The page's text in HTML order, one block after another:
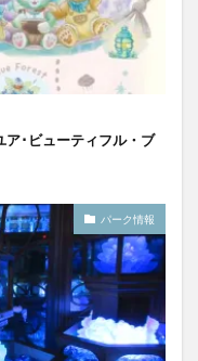
･ビューティフル・ブ
パーク情報